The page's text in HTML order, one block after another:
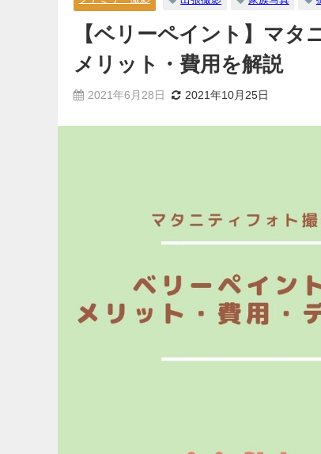
【ベリーペイント】マタ
メリット・費用を解説
2021年6月28日 2021年10月25日